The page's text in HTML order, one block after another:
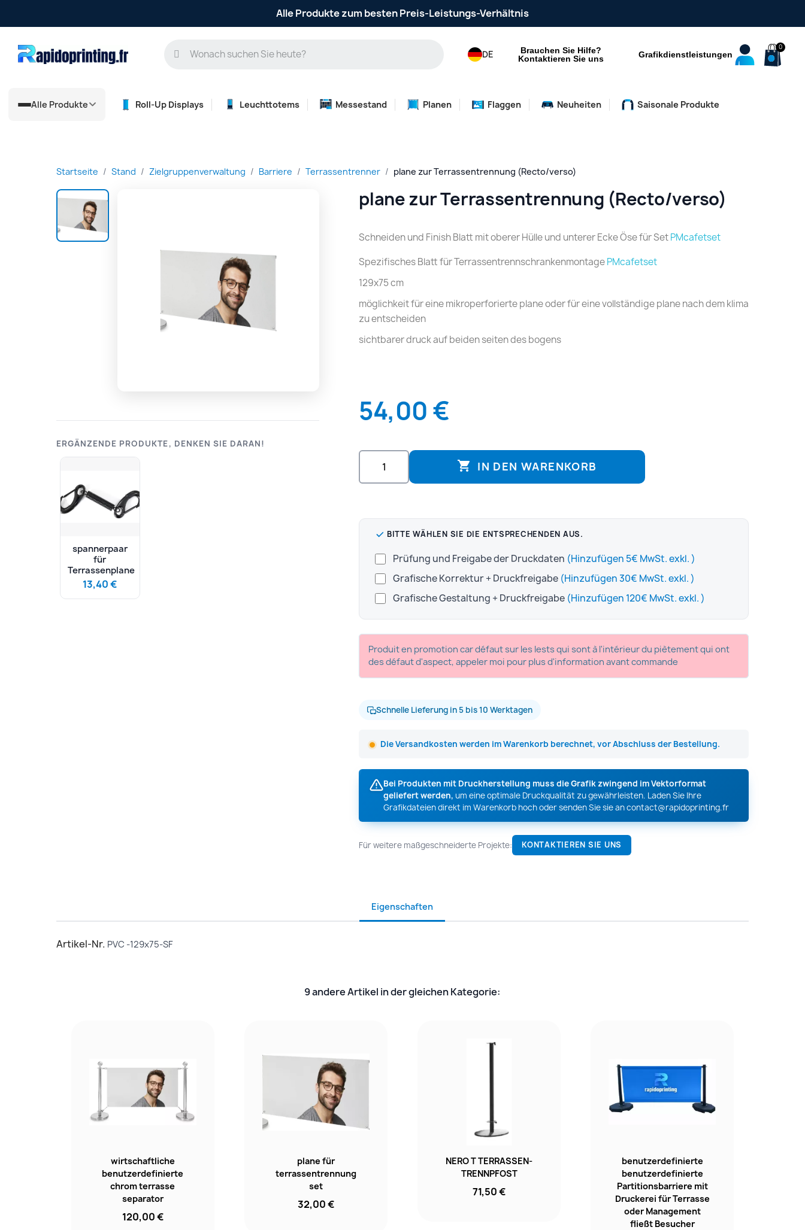
Alle Produkte zum besten Preis-Leistungs-Verhältnis
DE
Brauchen Sie Hilfe?
Kontaktieren Sie uns
Grafikdienstleistungen
Alle Produkte Roll-Up Displays Leuchttotems Messestand Planen Flaggen Neuheiten Saisonale Produkte
Startseite Stand Zielgruppenverwaltung Barriere Terrassentrenner plane zur Terrassentrennung (Recto/verso)
ERGÄNZENDE PRODUKTE, DENKEN SIE DARAN!
spannerpaar
für
Terrassenplane
13,40 €
plane zur Terrassentrennung (Recto/verso)
Schneiden und Finish Blatt mit oberer Hülle und unterer Ecke Öse für SetPMcafetset
Spezifisches Blatt für TerrassentrennschrankenmontagePMcafetset
129x75 cm
möglichkeit für eine mikroperforierte plane oder für eine vollständige plane nach dem klima
zu entscheiden
sichtbarer druck auf beiden seiten des bogens
54,00 €
 IN DEN WARENKORB
Produit en promotion car défaut sur les lests qui sont à l'intérieur du piètement qui ont
des défaut d'aspect, appeler moi pour plus d'information avant commande
BITTE WÄHLEN SIE DIE ENTSPRECHENDEN AUS.
Prüfung und Freigabe der Druckdaten
(Hinzufügen 5€ MwSt. exkl. )
Grafische Korrektur + Druckfreigabe
(Hinzufügen 30€ MwSt. exkl. )
Grafische Gestaltung + Druckfreigabe
(Hinzufügen 120€ MwSt. exkl. )
Schnelle Lieferung in 5 bis 10 Werktagen
Die Versandkosten werden im Warenkorb berechnet, vor Abschluss der Bestellung.
Bei Produkten mit Druckherstellung muss die Grafik zwingend im Vektorformat
geliefert werden, um eine optimale Druckqualität zu gewährleisten. Laden Sie Ihre
Grafikdateien direkt im Warenkorb hoch oder senden Sie sie ancontact@rapidoprinting.fr
Für weitere maßgeschneiderte Projekte: KONTAKTIEREN SIE UNS
Eigenschaften
Artikel-Nr. PVC -129x75-SF
9 andere Artikel in der gleichen Kategorie:
wirtschaftliche
benutzerdefinierte
chrom terrasse
separator
120,00 €
plane für
terrassentrennung
set
32,00 €
NERO T TERRASSEN-
TRENNPFOST
71,50 €
benutzerdefinierte
benutzerdefinierte
Partitionsbarriere mit
Druckerei für Terrasse
oder Management
fließt Besucher